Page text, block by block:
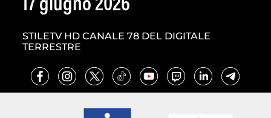
17 giugno 2026
STILETV HD CANALE 78 DEL DIGITALE
TERRESTRE